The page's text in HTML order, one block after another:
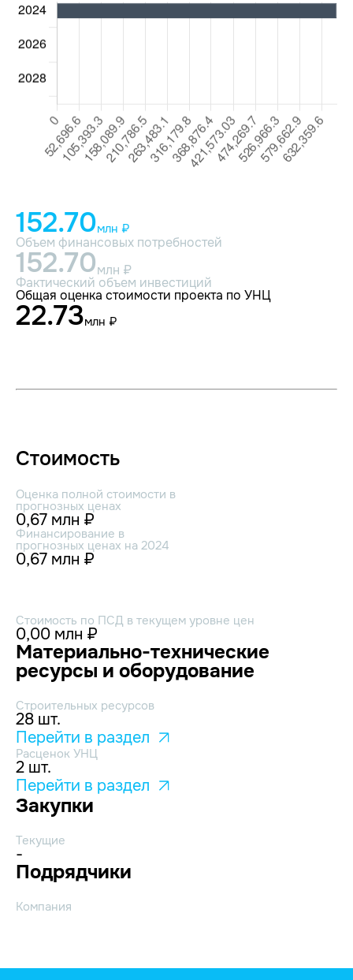
152.70млн ₽
Объем финансовых потребностей
152.70млн ₽
Фактический объем инвестиций
Общая оценка стоимости проекта по УНЦ
22.73млн ₽
Стоимость
Оценка полной стоимости в
прогнозных ценах
0,67 млн ₽
Финансирование в
прогнозных ценах на 2024
0,67 млн ₽
Стоимость по ПСД в текущем уровне цен
0,00 млн ₽
Материально-технические
ресурсы и оборудование
Строительных ресурсов
28 шт.
Перейти в раздел
Расценок УНЦ
2 шт.
Перейти в раздел
Закупки
Текущие
-
Подрядчики
Компания